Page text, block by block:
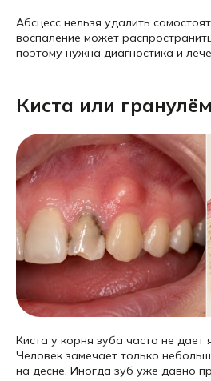
Абсцесс нельзя удалить
воспаление может
поэтому нужна диагностика и
Киста или
Киста у корня зуба часто не дает
Человек замечает только
на десне. Иногда зуб уже давно